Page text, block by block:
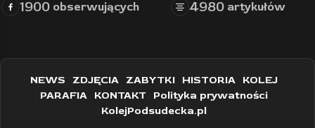
1900 obserwujących 4980 artykułów
NEWS ZDJĘCIA ZABYTKI HISTORIA KOLEJ
PARAFIA KONTAKT Polityka prywatności
KolejPodsudecka.pl